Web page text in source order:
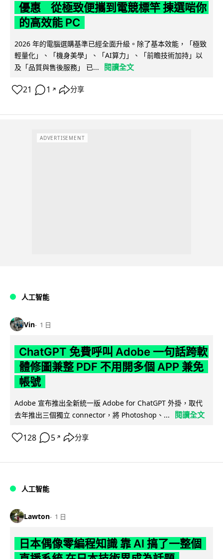
優惠 從極致便攜到電競標竿 揀選啱你
的高效能 PC
2026 年的電腦選購基準已經全面升級。除了基本效能，「極致
輕量化」、「機身美學」、「AI算力」、「前瞻技術加持」以
及「品質與售後服務」 已...
閱讀全文
21 1 ↗ 分享
ADVERTISEMENT
人工智能
Vin 1 日
ChatGPT 免費呼叫 Adobe 一句話跨軟
體修圖兼整 PDF 不用開多個 APP 兼免
帳號
Adobe 宣布推出全新統一版 Adobe for ChatGPT 外掛，取代
去年推出三個獨立 connector，將 Photoshop、...
閱讀全文
128 5 ↗ 分享
人工智能
Lawton 1 日
日本偶像零編程知識 靠 AI 搞了一整個